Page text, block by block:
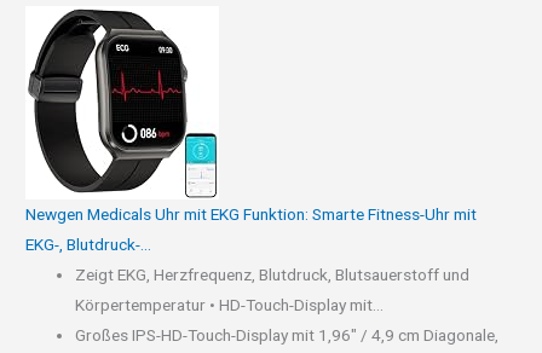
Newgen Medicals Uhr mit EKG Funktion: Smarte Fitness-Uhr mit
EKG-, Blutdruck-...
Zeigt EKG, Herzfrequenz, Blutdruck, Blutsauerstoff und
Körpertemperatur • HD-Touch-Display mit...
Großes IPS-HD-Touch-Display mit 1,96" / 4,9 cm Diagonale,